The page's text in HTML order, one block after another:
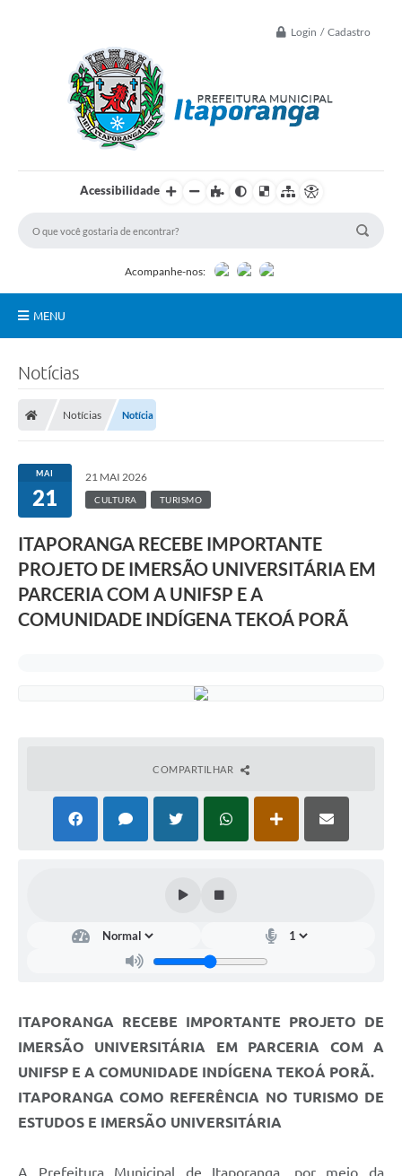
Login / Cadastro
Acessibilidade
Acompanhe-nos:
MENU
Publicações Oficiais
Cadastro de Artesãos
CTM
Audiências Públicas
Estatuto dos Servidores Municipais
Editais
Banco do Povo Paulista
Serviços ao Cidadão
Notícias
Notícias Notícia
MAI
21
21 MAI 2026
CULTURA TURISMO
ITAPORANGA RECEBE IMPORTANTE
PROJETO DE IMERSÃO UNIVERSITÁRIA EM
PARCERIA COM A UNIFSP E A
COMUNIDADE INDÍGENA TEKOÁ PORÃ
COMPARTILHAR
ITAPORANGA RECEBE IMPORTANTE PROJETO DE
IMERSÃO UNIVERSITÁRIA EM PARCERIA COM A
UNIFSP E A COMUNIDADE INDÍGENA TEKOÁ PORÃ.
ITAPORANGA COMO REFERÊNCIA NO TURISMO DE
ESTUDOS E IMERSÃO UNIVERSITÁRIA
A Prefeitura Municipal de Itaporanga, por meio da